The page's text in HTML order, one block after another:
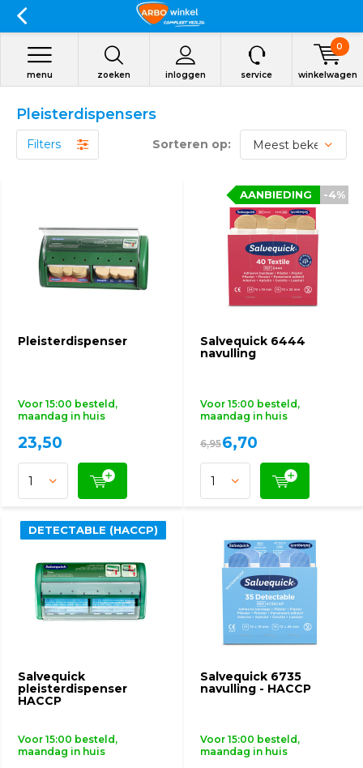
zoeken inloggen
menu service winkelwagen
0
Pleisterdispensers
Filters Sorteren op:
Pleisterdispenser
Voor 15:00 besteld,
maandag in huis
23,50
Salvequick 6444
navulling
Voor 15:00 besteld,
maandag in huis
-4%
AANBIEDING
6,956,70
-4%
AANBIEDING
Salvequick
pleisterdispenser
HACCP
Voor 15:00 besteld,
maandag in huis
DETECTABLE (HACCP)
DETECTABLE (HACCP)
Salvequick 6735
navulling - HACCP
Voor 15:00 besteld,
maandag in huis